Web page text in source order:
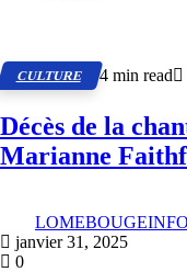
CULTURE 4 min read
Décès de la
Marianne
LOMEBOUGEINFO
janvier 31, 2025
0